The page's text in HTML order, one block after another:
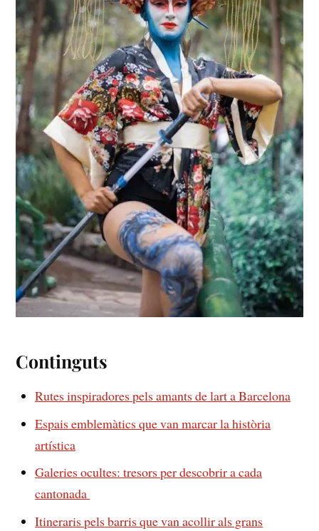
Continguts
Rutes​ inspiradores pels‍ amants de lart a Barcelona
Espais emblemàtics que van marcar la història
artística‌
Galeries⁤ ocultes: tresors per descobrir a cada
cantonada ​
Itineraris pels barris que⁣ van ⁣acollir als grans